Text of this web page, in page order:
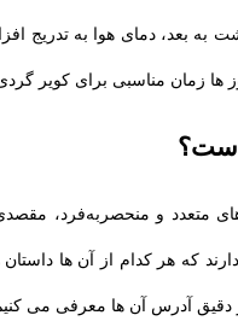
به بعد، دمای هوا به
ها زمان مناسبی برای کویر
متعدد و منحصربه‌فرد،
دقیق آدرس آن ها معرفی می